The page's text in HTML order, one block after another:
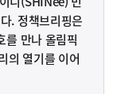
. 정책브리핑은
를 만나 올림픽
의 열기를 이어